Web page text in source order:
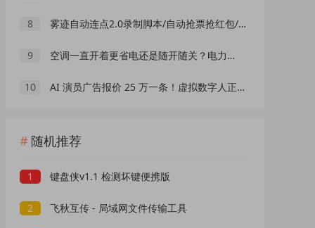
8 雾迹自动连点2.0录制脚本/自动抢票抢红包/游戏脚本
9 空调一直开着更省电还是随开随关？电力公司官方给出标准答案
10 AI 演员广告报价 25 万一条！虚拟数字人正在抢占真人演员市场？
随机推荐
1 键盘侠v1.1 检测坏键便携版
2 飞秋互传 - 局域网文件传输工具